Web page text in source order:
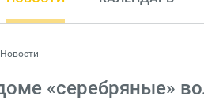
Новости
«серебряные»